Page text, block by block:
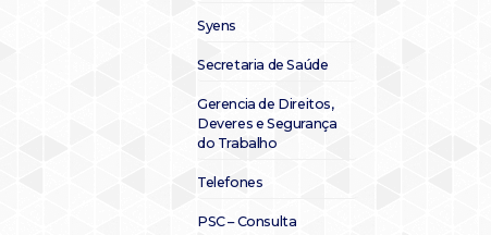
Syens
Secretaria de Saúde
Gerencia de Direitos,
Deveres e Segurança
do Trabalho
Telefones
PSC – Consulta